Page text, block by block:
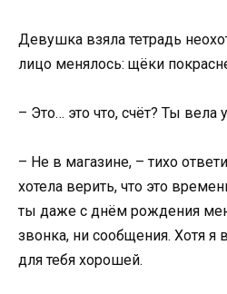
Девушка взяла тетрадь
лицо менялось: щёки
– Это… это что, счёт? Ты вела
– Не в магазине, – тихо
хотела верить, что это
ты даже с днём рождения
звонка, ни сообщения. Хотя я
для тебя хорошей.